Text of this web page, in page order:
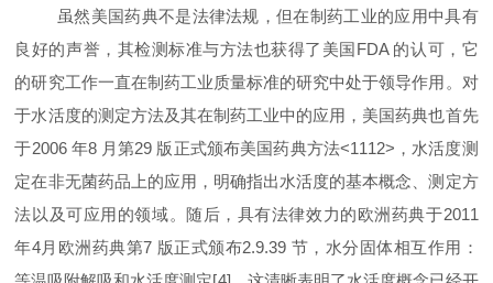
虽然美国药典不是法律法规，但在制药工业的应用中具有
良好的声誉，其检测标准与方法也获得了美国FDA 的认可，它
的研究工作一直在制药工业质量标准的研究中处于领导作用。对
于水活度的测定方法及其在制药工业中的应用，美国药典也首先
于2006 年8 月第29 版正式颁布美国药典方法<1112> ，水活度测
定在非无菌药品上的应用，明确指出水活度的基本概念、测定方
法以及可应用的领域。随后，具有法律效力的欧洲药典于2011
年4月欧洲药典第7 版正式颁布2.9.39 节，水分固体相互作用：